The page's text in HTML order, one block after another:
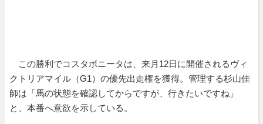
この勝利でコスタボニータは、来月12日に開催されるヴィ
クトリアマイル（G1）の優先出走権を獲得。管理する杉山佳
師は「馬の状態を確認してからですが、行きたいですね」
と、本番へ意欲を示している。